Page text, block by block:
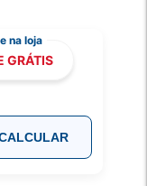
GRÁTIS